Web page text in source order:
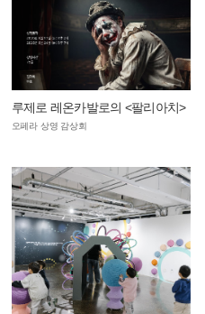
루제로 레온카발로의 <팔리아치>
오페라 상영 감상회